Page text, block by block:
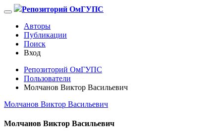
Репозиторий ОмГУПС
Авторы
Публикации
Поиск
Вход
Репозиторий ОмГУПС
Пользователи
Молчанов Виктор Васильевич
Молчанов Виктор Васильевич
Молчанов Виктор Васильевич